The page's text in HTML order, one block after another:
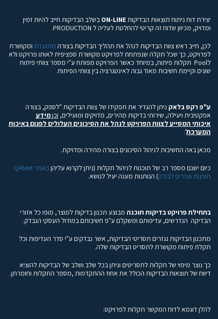
יצירת דוח ניתוח תוצאות הבדיקותON-LINE בשלב הבדיקות חייב להיות זמין
ומדויק, מכיוון שדוח זה קריטי להחלטת לעליה ל PRODUCTION.
לכן, חייב ראש צוות הבדיקות לנהל את תהליך הבדיקות בצורה מתועדת ומקושרת
לפרויקט, כך שכל תקלה שנפתחת לפרויקט מקושרת ספציפית לאותו פרויקט ולא
לPool תקלות פיתוח, במיוחד כאשר הפרויקט מפותח ע"י מספר צוותי פיתוח
שונים וקיימת חשיבות מאוד גבוה לאינטגרציה בין צוותי הפיתוח.
ע"פ רקס בלאק ניתן להגדיר את תפקידו של צוות הבדיקות "לספק, בצורה
אפקטיבית ויעילה, שירותי בדיקות מהירים, מדויקים ומועילים, וכןמידע
איכותי המסייע לצוות הפרויקט לנהל את הסיכונים העלולים לפגום באיכות
המערכת".
מכאן באה החשיבות לניהול הסיכונים בצורה מהירה ומדויקת.
כיום ישנם מספר רב של תוכנות לניהול תקלות (ניתן לקרוא עליהןבאתר QAtest
תוכנות ועזרים לבודק) הנותנות מענה יעיל לנושא.
בתחילת פרויקט בדיקות תוכנה מבוצע תכנון בדיקות למוצר, מופו כל אזורי
הבדיקה הנדרשים, עדיפותם ומשקלם ע"פ חשיבותם במודול העסקי הנבדק.
מתכנון הבדיקות נגזרים תסריטי הבדיקות, אשר נבדקים ע"י סדר העדיפות וכל
תקלת פיתוח מקושרת לתסריט הבדיקות שלה.
כך נוצר מיפוי של תקלות לתסריטים וניתן בכל שלב ושלב של הבדיקות להוציא
דיווח של תוצאות הבדיקות הכולל את אחוז ההתקדמות ,מספר התקלות וחומרתן.
להלן דוגמא לדוח המקשר תקלות לפרויקט: